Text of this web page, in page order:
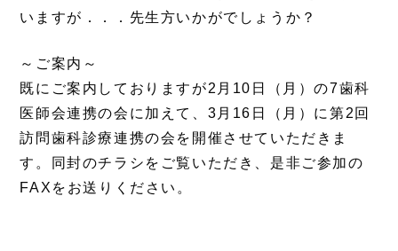
いますが．．．先生方いかがでしょうか？
～ご案内～
既にご案内しておりますが2月10日（月）の7歯科
医師会連携の会に加えて、3月16日（月）に第2回
訪問歯科診療連携の会を開催させていただきま
す。同封のチラシをご覧いただき、是非ご参加の
FAXをお送りください。